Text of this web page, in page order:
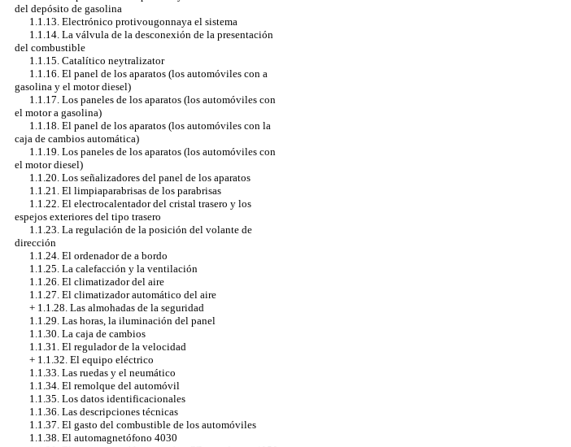
del depósito de gasolina
1.1.13. Electrónico protivougonnaya el sistema
1.1.14. La válvula de la desconexión de la presentación
del combustible
1.1.15. Catalítico neytralizator
1.1.16. El panel de los aparatos (los automóviles con a
gasolina y el motor diesel)
1.1.17. Los paneles de los aparatos (los automóviles con
el motor a gasolina)
1.1.18. El panel de los aparatos (los automóviles con la
caja de cambios automática)
1.1.19. Los paneles de los aparatos (los automóviles con
el motor diesel)
1.1.20. Los señalizadores del panel de los aparatos
1.1.21. El limpiaparabrisas de los parabrisas
1.1.22. El electrocalentador del cristal trasero y los
espejos exteriores del tipo trasero
1.1.23. La regulación de la posición del volante de
dirección
1.1.24. El ordenador de a bordo
1.1.25. La calefacción y la ventilación
1.1.26. El climatizador del aire
1.1.27. El climatizador automático del aire
+ 1.1.28. Las almohadas de la seguridad
1.1.29. Las horas, la iluminación del panel
1.1.30. La caja de cambios
1.1.31. El regulador de la velocidad
+ 1.1.32. El equipo eléctrico
1.1.33. Las ruedas y el neumático
1.1.34. El remolque del automóvil
1.1.35. Los datos identificacionales
1.1.36. Las descripciones técnicas
1.1.37. El gasto del combustible de los automóviles
1.1.38. El automagnetófono 4030